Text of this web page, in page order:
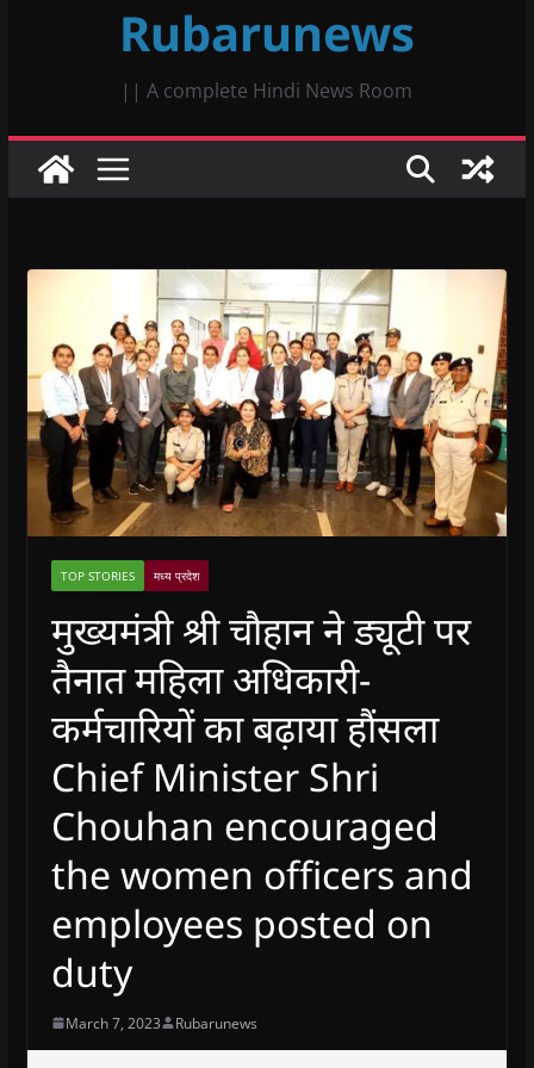
Rubarunews
|| A complete Hindi News Room
TOP STORIES मध्य प्रदेश
मुख्यमंत्री श्री चौहान ने ड्यूटी पर
तैनात महिला अधिकारी-
कर्मचारियों का बढ़ाया हौंसला
Chief Minister Shri
Chouhan encouraged
the women officers and
employees posted on
duty
March 7, 2023 Rubarunews